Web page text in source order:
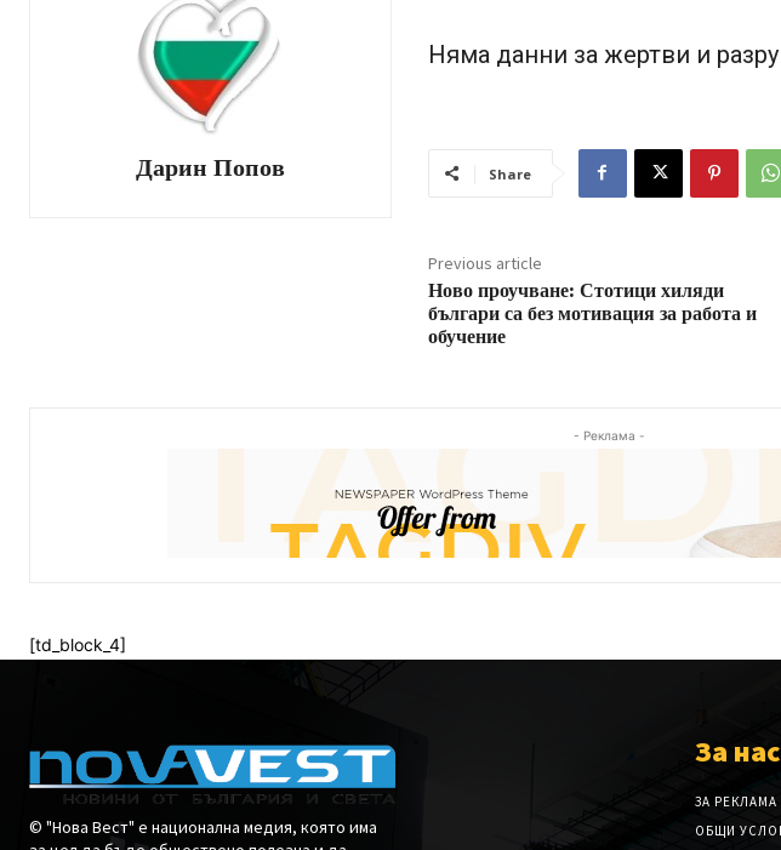
Дарин Попов
Няма данни за жертви и
Share
Previous article
Ново проучване: Стотици хиляди
българи са без мотивация за работа и
обучение
- Реклама -
[td_block_4]
© "Нова Вест" е национална медия, която има
За нас
ЗА РЕКЛАМА
ОБЩИ